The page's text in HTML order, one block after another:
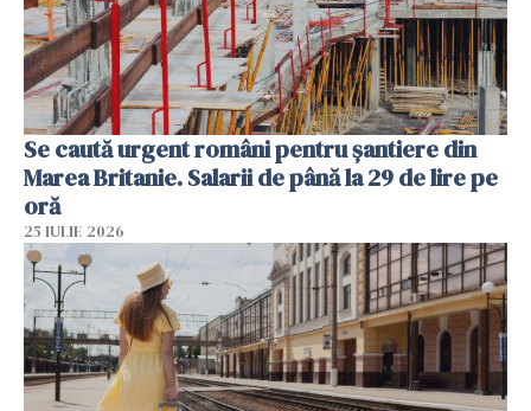
Se caută urgent români pentru șantiere din
Marea Britanie. Salarii de până la 29 de lire pe
oră
25 IULIE 2026